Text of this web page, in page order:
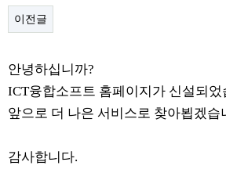
이전글
안녕하십니까?
ICT융합소프트 홈페이지가 신설되었
앞으로 더 나은 서비스로 찾아뵙겠습
감사합니다.